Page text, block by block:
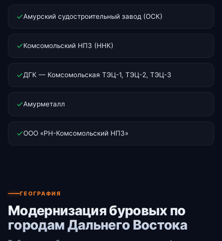
Амурский судостроительный завод (ОСК)
Комсомольский НПЗ (ННК)
ДГК — Комсомольская ТЭЦ-1, ТЭЦ-2, ТЭЦ-3
Амурметалл
ООО «РН-Комсомольский НПЗ»
ГЕОГРАФИЯ
Модернизация буровых по
городам Дальнего Востока